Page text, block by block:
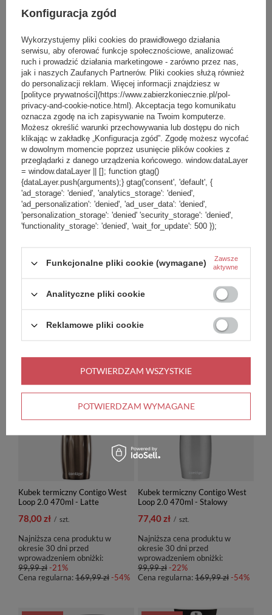
POLECAMY
Kubek termiczny Contigo West
Loop 2.0 470ml - Latte
78,00 zł / szt.
Najniższa cena produktu w
okresie 30 dni przed
wprowadzeniem obniżki:
99,99 zł-21%
Cena regularna:169,99 zł-54%
Kubek termiczny Contigo West
Loop 2.0 470ml - Stalowy
77,40 zł / szt.
Najniższa cena produktu w
okresie 30 dni przed
wprowadzeniem obniżki:
99,99 zł-22%
Cena regularna:169,99 zł-54%
Konfiguracja zgód
Wykorzystujemy pliki cookies do prawidłowego działania
serwisu, aby oferować funkcje społecznościowe, analizować
ruch i prowadzić działania marketingowe - zarówno przez nas,
jak i naszych Zaufanych Partnerów. Pliki cookies służą również
do personalizacji reklam. Więcej informacji znajdziesz w
[polityce prywatności](https://www.zabierzkoniecznie.pl/pol-
privacy-and-cookie-notice.html). Akceptacja tego komunikatu
oznacza zgodę na ich zapisywanie na Twoim komputerze.
Możesz określić warunki przechowywania lub dostępu do nich
klikając w zakładkę „Konfiguracja zgód”. Zgodę możesz wycofać
w dowolnym momencie poprzez usunięcie plików cookies z
przeglądarki z danego urządzenia końcowego. window.dataLayer
= window.dataLayer || []; function gtag()
{dataLayer.push(arguments);} gtag('consent', 'default', {
'ad_storage': 'denied', 'analytics_storage': 'denied',
'ad_personalization': 'denied', 'ad_user_data': 'denied',
'personalization_storage': 'denied' 'security_storage': 'denied',
'functionality_storage': 'denied', 'wait_for_update': 500 });
Funkcjonalne pliki cookie (wymagane)
Zawsze
aktywne
Analityczne pliki cookie
Reklamowe pliki cookie
POTWIERDZAM WYMAGANE
POTWIERDZAM WSZYSTKIE